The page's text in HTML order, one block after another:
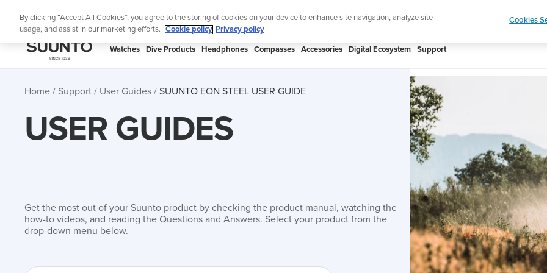
Lightweight sports watch designed for runners Shop
SUUNTO
Watches Dive Products Headphones Compasses Accessories Digital Ecosystem Support
Home Support User Guides SUUNTO EON STEEL USER GUIDE
USER GUIDES
Get the most out of your Suunto product by checking the product manual, watching the
how-to videos, and reading the Questions and Answers. Select your product from the
drop-down menu below.
By clicking “Accept All Cookies”, you agree to the storing of cookies on your device to enhance site navigation, analyze site
usage, and assist in our marketing efforts.
Cookie policy Privacy policy
Cookies